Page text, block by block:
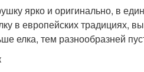
ярко и оригинально, в
в европейских традициях,
елка, тем разнообразней